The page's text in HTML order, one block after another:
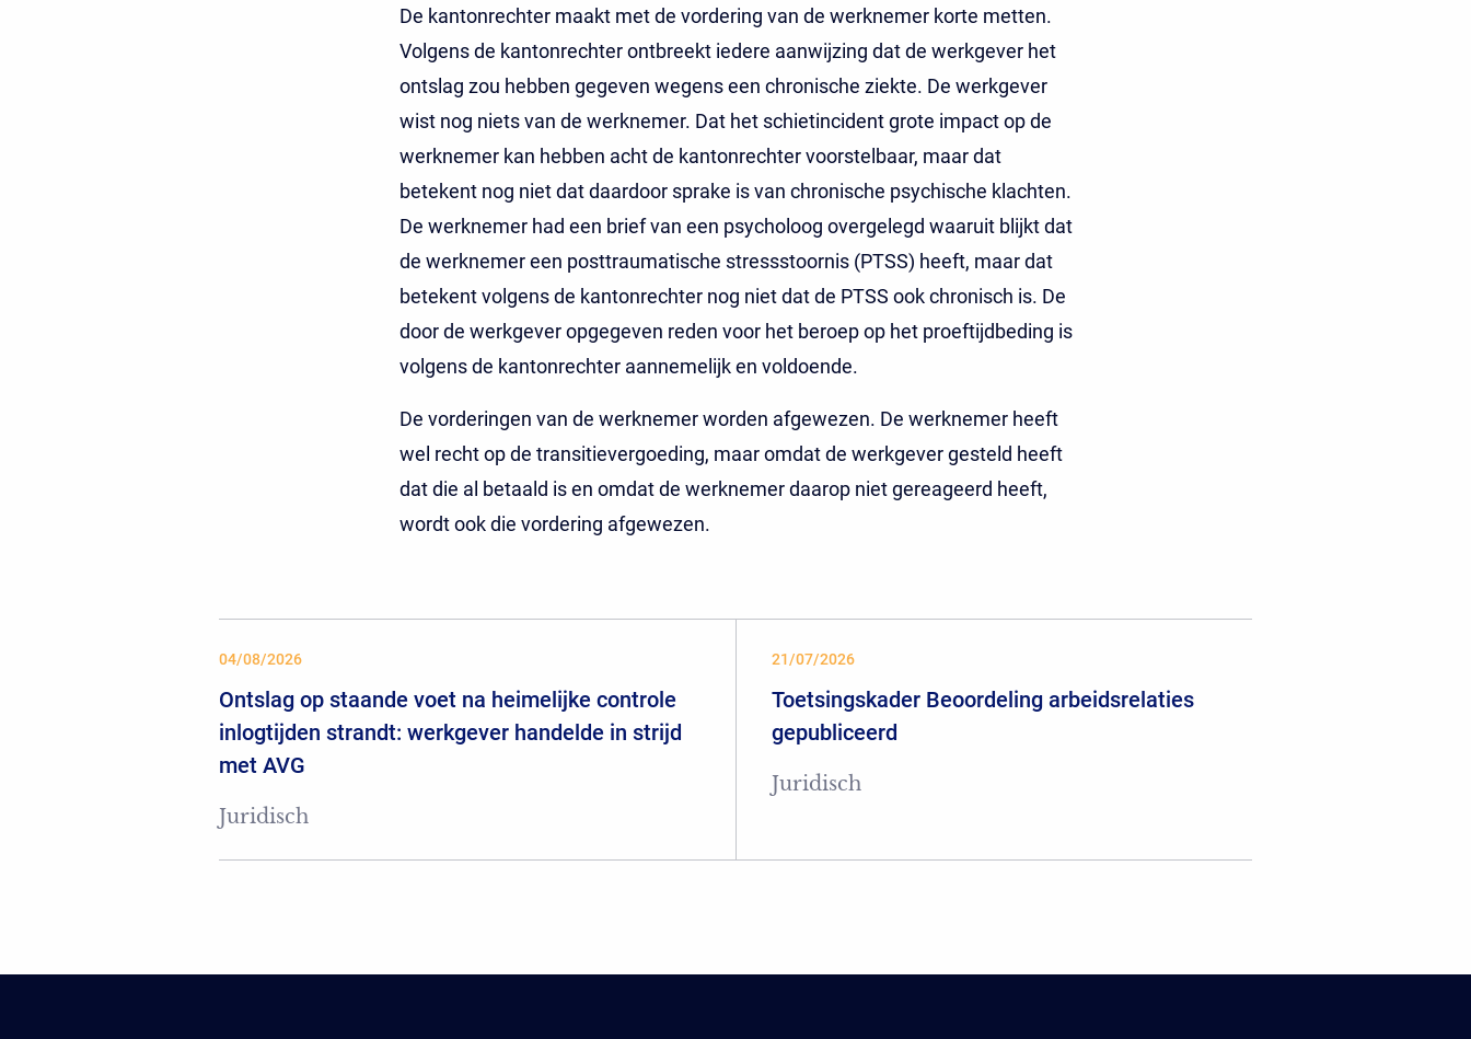
De kantonrechter maakt met de vordering van de werknemer korte metten.
Volgens de kantonrechter ontbreekt iedere aanwijzing dat de werkgever het
ontslag zou hebben gegeven wegens een chronische ziekte. De werkgever
wist nog niets van de werknemer. Dat het schietincident grote impact op de
werknemer kan hebben acht de kantonrechter voorstelbaar, maar dat
betekent nog niet dat daardoor sprake is van chronische psychische klachten.
De werknemer had een brief van een psycholoog overgelegd waaruit blijkt dat
de werknemer een posttraumatische stressstoornis (PTSS) heeft, maar dat
betekent volgens de kantonrechter nog niet dat de PTSS ook chronisch is. De
door de werkgever opgegeven reden voor het beroep op het proeftijdbeding is
volgens de kantonrechter aannemelijk en voldoende.
De vorderingen van de werknemer worden afgewezen. De werknemer heeft
wel recht op de transitievergoeding, maar omdat de werkgever gesteld heeft
dat die al betaald is en omdat de werknemer daarop niet gereageerd heeft,
wordt ook die vordering afgewezen.
04/08/2026
Ontslag op staande voet na heimelijke controle
inlogtijden strandt: werkgever handelde in strijd
met AVG
Juridisch
21/07/2026
Toetsingskader Beoordeling arbeidsrelaties
gepubliceerd
Juridisch